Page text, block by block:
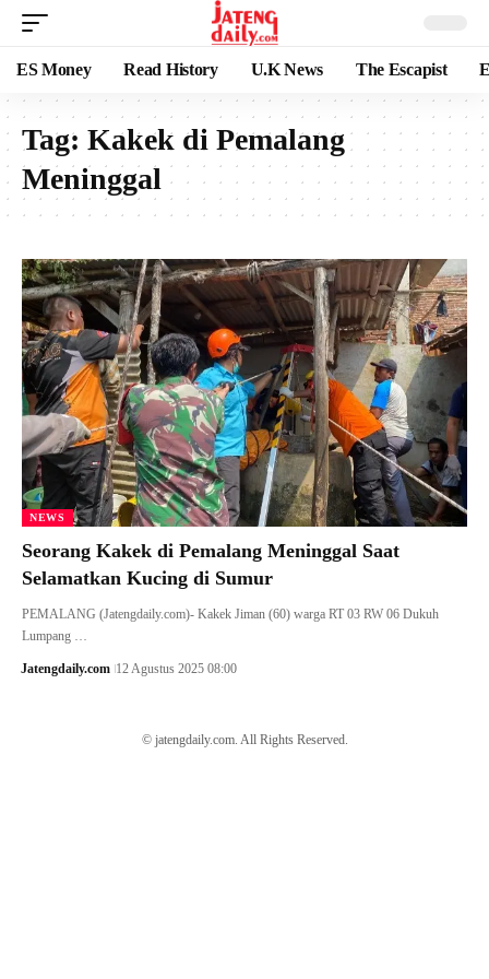
ES Money Read History U.K News The Escapist
Tag: Kakek di Pemalang
Meninggal
NEWS
Seorang Kakek di Pemalang Meninggal Saat
Selamatkan Kucing di Sumur
PEMALANG (Jatengdaily.com)- Kakek Jiman (60) warga RT 03 RW 06 Dukuh
Lumpang …
Jatengdaily.com 12 Agustus 2025 08:00
© jatengdaily.com. All Rights Reserved.